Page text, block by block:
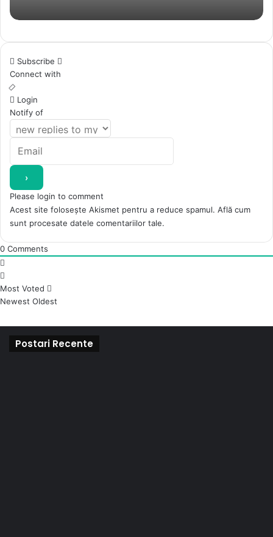
Subscribe
Connect with
Login
Notify of
Please login to comment
Acest site folosește Akismet pentru a reduce spamul. Află cum
sunt procesate datele comentariilor tale.
0 Comments
Most Voted
Newest Oldest
Postari Recente